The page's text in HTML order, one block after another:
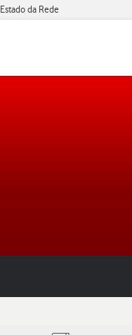
Estado da Rede